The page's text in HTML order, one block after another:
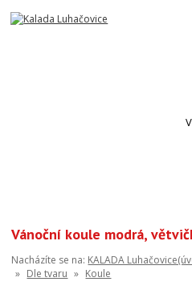
Vánoční koule modrá,
Nacházíte se na: KALADA
» Dle tvaru » Koule